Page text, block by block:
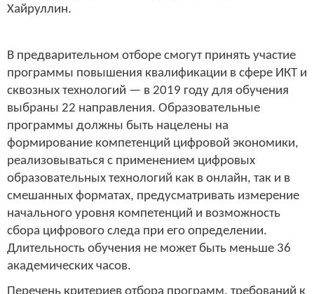
Хайруллин.
В предварительном отборе смогут принять участие
программы повышения квалификации в сфере ИКТ и
сквозных технологий — в 2019 году для обучения
выбраны 22 направления. Образовательные
программы должны быть нацелены на
формирование компетенций цифровой экономики,
реализовываться с применением цифровых
образовательных технологий как в онлайн, так и в
смешанных форматах, предусматривать измерение
начального уровня компетенций и возможность
сбора цифрового следа при его определении.
Длительность обучения не может быть меньше 36
академических часов.
Перечень критериев отбора программ, требований к